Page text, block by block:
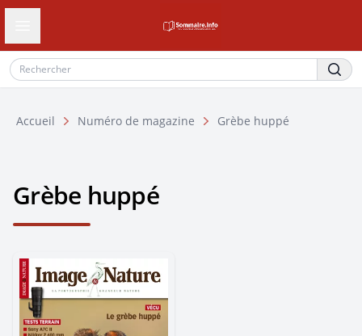
Ouvrir le tiroir de navigation
Accueil Numéro de magazine Grèbe huppé
Grèbe huppé